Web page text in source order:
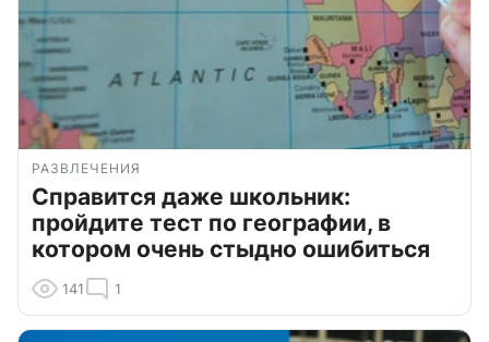
РАЗВЛЕЧЕНИЯ
Справится даже школьник:
пройдите тест по географии, в
котором очень стыдно ошибиться
141 1